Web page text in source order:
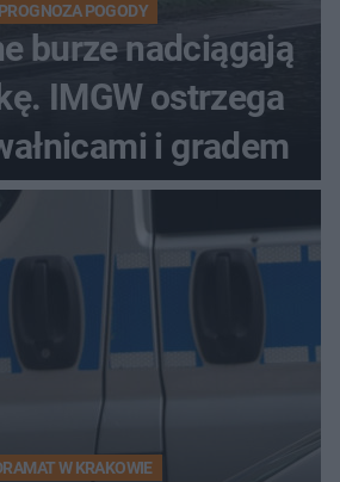
PROGNOZA POGODY
burze nadciągają
IMGW ostrzega
i gradem
W KRAKOWIE